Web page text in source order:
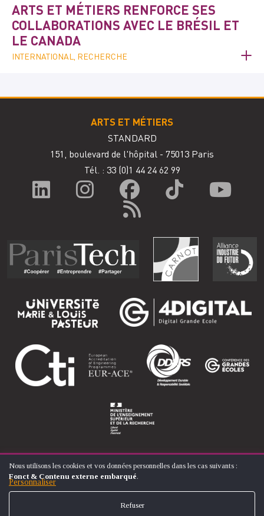
ARTS ET MÉTIERS RENFORCE SES
COLLABORATIONS AVEC LE BRÉSIL ET
LE CANADA
INTERNATIONAL, RECHERCHE
ARTS ET MÉTIERS
STANDARD
151, boulevard de l'hôpital - 75013 Paris
Tél. : 33 (0)1 44 24 62 99
© ÉCOLE NATIONALE SUPÉRIEURE D'ARTS ET MÉTIERS
MENTIONS LÉGALES
UTILISATION
DES
DONNÉES
Nous utilisons les cookies et vos données personnelles dans les cas suivants :
Fonct & Contenu externe embarqué.
Personnaliser
Refuser